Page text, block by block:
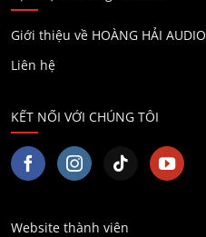
Giới thiệu về HOÀNG HẢI AUDIO
Liên hệ
KẾT NỐI VỚI CHÚNG TÔI
Website thành viên